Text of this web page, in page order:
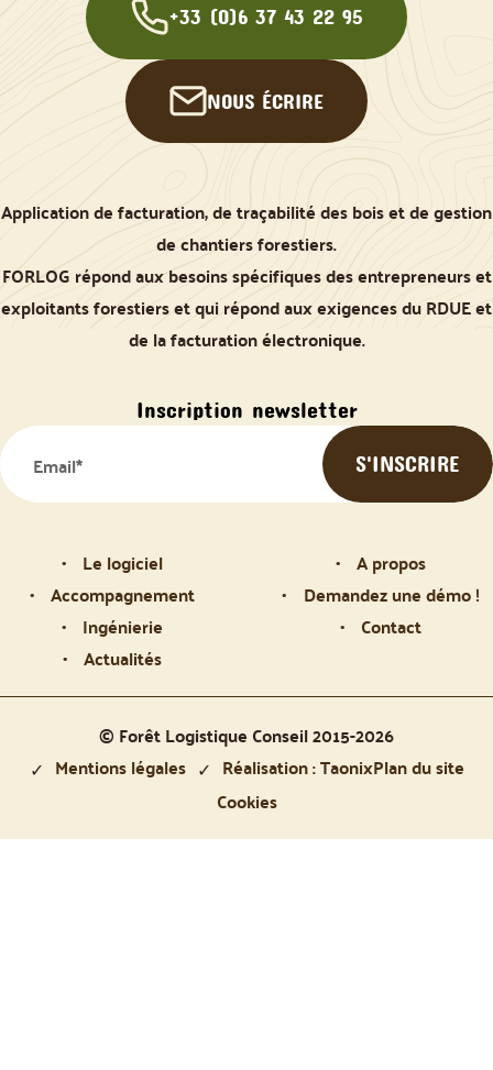
+33 (0)6 37 43 22 95
NOUS ÉCRIRE
Application de facturation, de traçabilité des bois et de gestion
de chantiers forestiers.
FORLOG répond aux besoins spécifiques des entrepreneurs et
exploitants forestiers et qui répond aux exigences du RDUE et
de la facturation électronique.
Inscription newsletter
Le logiciel
Accompagnement
Ingénierie
Actualités
A propos
Demandez une démo !
Contact
© Forêt Logistique Conseil 2015-2026
Mentions légales
Réalisation : TaonixPlan du site
Cookies